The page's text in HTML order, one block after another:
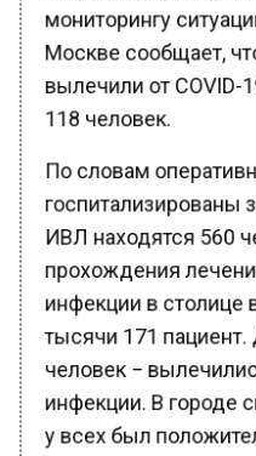
мониторингу
Москве сообщает,
вылечили от COVID-
118 человек.
По словам
госпитализированы
ИВЛ находятся 560
прохождения
инфекции в
тысячи 171
человек −
инфекции. В городе
у всех был